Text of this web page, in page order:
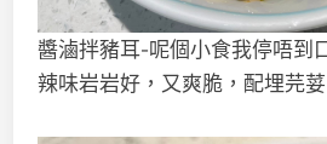
醬滷拌豬耳-呢個小食我停唔到
辣味岩岩好，又爽脆，配埋芫